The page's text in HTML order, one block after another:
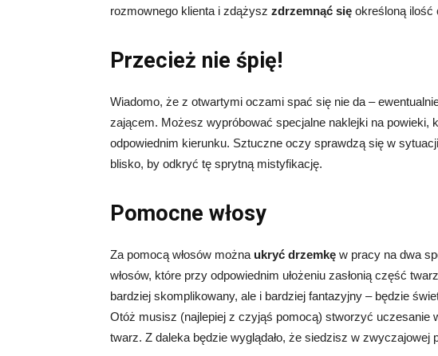
rozmownego klienta i zdążysz zdrzemnąć się określoną ilość
Przecież nie śpię!
Wiadomo, że z otwartymi oczami spać się nie da –
zającem. Możesz wypróbować specjalne naklejki na powieki,
odpowiednim kierunku. Sztuczne oczy sprawdzą się w
blisko, by odkryć tę sprytną mistyfikację.
Pomocne włosy
Za pomocą włosów można ukryć drzemkę w pracy na dwa
włosów, które przy odpowiednim ułożeniu zasłonią część
bardziej skomplikowany, ale i bardziej fantazyjny – będzie
Otóż musisz (najlepiej z czyjąś pomocą) stworzyć uczesanie
twarz. Z daleka będzie wyglądało, że siedzisz w